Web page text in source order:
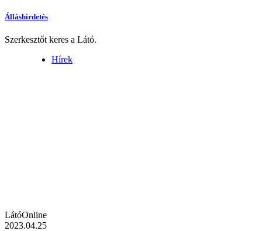
Álláshirdetés
Szerkesztőt keres a Látó.
Hírek
LátóOnline
2023.04.25